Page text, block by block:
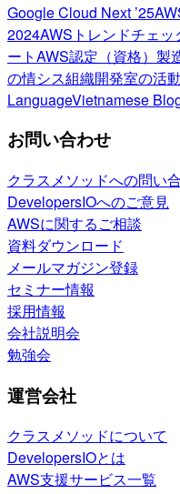
Google Cloud Next ’25
2024AWSトレンドチェッ
ートAWS認定（資格） 製
の情シス組織開発室の活動
LanguageVietnamese
お問い合わせ
クラスメソッドへの問い
DevelopersIOへのご意見
AWSに関するご相談
資料ダウンロード
メールマガジン登録
セミナー情報
採用情報
会社説明会
勉強会
運営会社
クラスメソッドについて
DevelopersIOとは
AWS支援サービス一覧